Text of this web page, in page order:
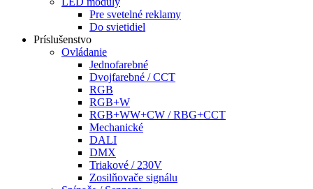
Pre svetelné reklamy
Do svietidiel
Príslušenstvo
Ovládanie
Jednofarebné
Dvojfarebné / CCT
RGB
RGB+W
RGB+WW+CW / RBG+CCT
Mechanické
DALI
DMX
Triakové / 230V
Zosilňovače signálu